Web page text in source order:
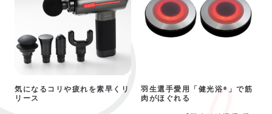
気になるコリや疲れを素早くリ
リース
羽生選手愛用「健光浴®」で筋
肉がほぐれる